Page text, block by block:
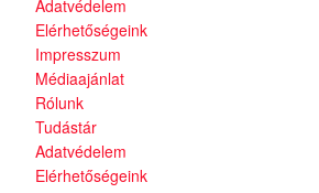
Adatvédelem
Elérhetőségeink
Impresszum
Médiaajánlat
Rólunk
Tudástár
Adatvédelem
Elérhetőségeink